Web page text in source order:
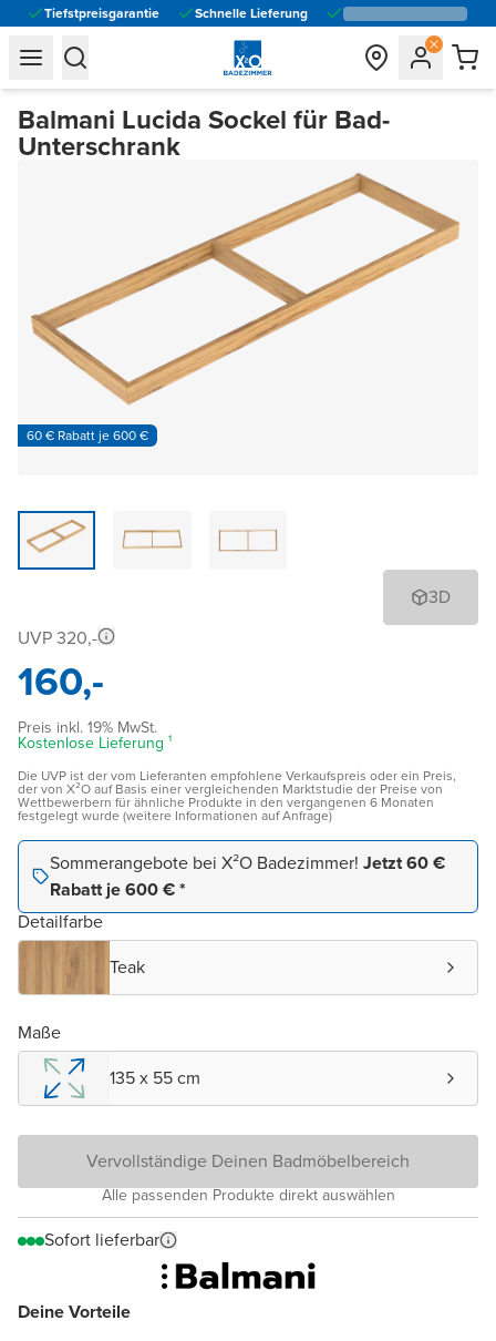
Tiefstpreisgarantie Schnelle Lieferung
general.navigation.toggle_menu.label
general.navigation.toggle_menu.label
Balmani Lucida Sockel für Bad-
Unterschrank
60 € Rabatt je 600 €
3D
Deine Vorteile
UVP 320,-
160,-
Preis inkl. 19% MwSt.
Kostenlose Lieferung ¹
Die UVP ist der vom Lieferanten empfohlene Verkaufspreis oder ein Preis,
der von X²O auf Basis einer vergleichenden Marktstudie der Preise von
Wettbewerbern für ähnliche Produkte in den vergangenen 6 Monaten
festgelegt wurde (weitere Informationen auf Anfrage)
Sommerangebote bei X²O Badezimmer! Jetzt 60 €
Rabatt je 600 € *
Detailfarbe
Teak
Maße
135 x 55 cm
Vervollständige Deinen Badmöbelbereich
Alle passenden Produkte direkt auswählen
Sofort lieferbar